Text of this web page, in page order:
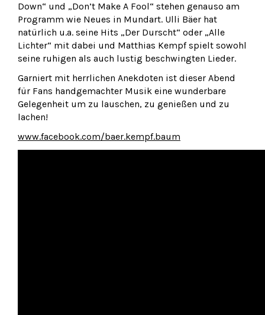
Down“ und „Don’t Make A Fool“ stehen genauso am
Programm wie Neues in Mundart. Ulli Bäer hat
natürlich u.a. seine Hits „Der Durscht“ oder „Alle
Lichter“ mit dabei und Matthias Kempf spielt sowohl
seine ruhigen als auch lustig beschwingten Lieder.
Garniert mit herrlichen Anekdoten ist dieser Abend
für Fans handgemachter Musik eine wunderbare
Gelegenheit um zu lauschen, zu genießen und zu
lachen!
www.facebook.com/baer.kempf.baum